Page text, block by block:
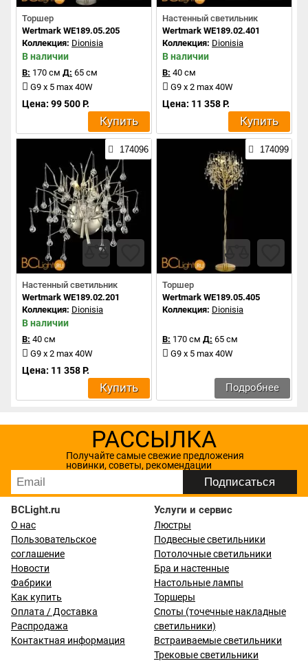
Торшер
Wertmark WE189.05.205
Коллекция: Dionisia
В наличии
В: 170 см Д: 65 см
G9 x 5 max 40W
Цена: 99 500 Р.
Купить
Настенный светильник
Wertmark WE189.02.401
Коллекция: Dionisia
В наличии
В: 40 см
G9 x 2 max 40W
Цена: 11 358 Р.
Купить
174096
Настенный светильник
Wertmark WE189.02.201
Коллекция: Dionisia
В наличии
В: 40 см
G9 x 2 max 40W
Цена: 11 358 Р.
Купить
174099
Торшер
Wertmark WE189.05.405
Коллекция: Dionisia
В: 170 см Д: 65 см
G9 x 5 max 40W
Подробнее
РАССЫЛКА
Получайте самые свежие предложения
новинки, советы, рекомендации
BCLight.ru
О нас
Пользовательское
соглашение
Новости
Фабрики
Как купить
Оплата / Доставка
Распродажа
Контактная информация
Услуги и сервис
Люстры
Подвесные светильники
Потолочные светильники
Бра и настенные
Настольные лампы
Торшеры
Споты (точечные накладные
светильники)
Встраиваемые светильники
Трековые светильники